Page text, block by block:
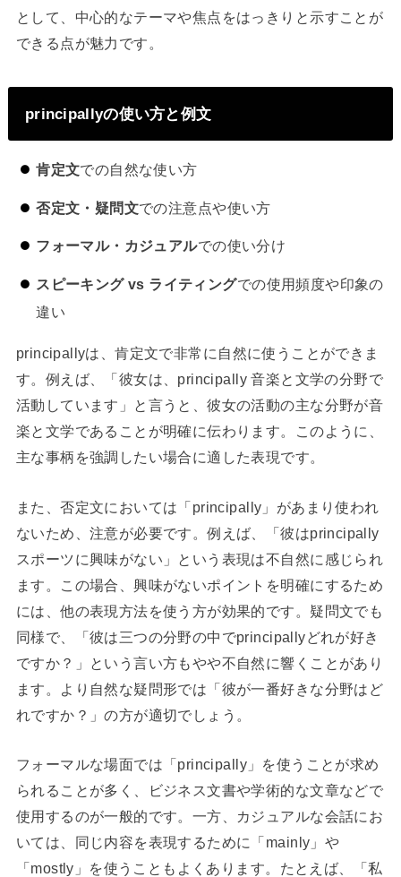
として、中心的なテーマや焦点をはっきりと示すことが
できる点が魅力です。
principallyの使い方と例文
肯定文での自然な使い方
否定文・疑問文での注意点や使い方
フォーマル・カジュアルでの使い分け
スピーキング vs ライティングでの使用頻度や印象の
違い
principallyは、肯定文で非常に自然に使うことができま
す。例えば、「彼女は、principally 音楽と文学の分野で
活動しています」と言うと、彼女の活動の主な分野が音
楽と文学であることが明確に伝わります。このように、
主な事柄を強調したい場合に適した表現です。
また、否定文においては「principally」があまり使われ
ないため、注意が必要です。例えば、「彼はprincipally
スポーツに興味がない」という表現は不自然に感じられ
ます。この場合、興味がないポイントを明確にするため
には、他の表現方法を使う方が効果的です。疑問文でも
同様で、「彼は三つの分野の中でprincipallyどれが好き
ですか？」という言い方もやや不自然に響くことがあり
ます。より自然な疑問形では「彼が一番好きな分野はど
れですか？」の方が適切でしょう。
フォーマルな場面では「principally」を使うことが求め
られることが多く、ビジネス文書や学術的な文章などで
使用するのが一般的です。一方、カジュアルな会話にお
いては、同じ内容を表現するために「mainly」や
「mostly」を使うこともよくあります。たとえば、「私